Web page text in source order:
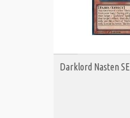
ΑΓΟΡΑ
Darklord Nasten